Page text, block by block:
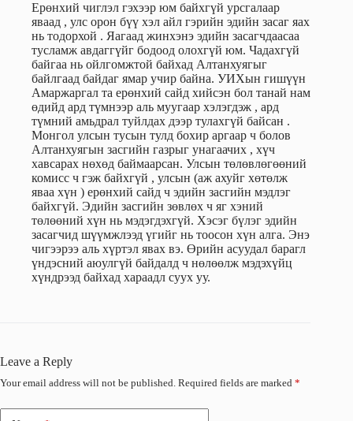
Ерөнхий чиглэл гэхээр юм байхгүй урсгалаар
яваад , улс орон бүү хэл айл гэрийн эдийн засаг яах
нь тодорхой . Яагаад жинхэнэ эдийн засагчдаасаа
тусламж авдаггүйг бодоод олохгүй юм. Чадахгүй
байгаа нь ойлгомжтой байхад Алтанхуягыг
байлгаад байдаг ямар учир байна. УИХын гишүүн
Амаржаргал та ерөнхий сайд хийсэн бол танай нам
өдийд ард түмнээр аль муугаар хэлэгдэж , ард
түмний амьдрал туйлдах дээр тулахгүй байсан .
Монгол улсын тусын тулд бохир аргаар ч болов
Алтанхуягын засгийн газрыг унагаачих , хүч
хавсарах нөхөд баймаарсан. Улсын төлөвлөгөөний
комисс ч гэж байхгүй , улсын (аж ахуйг хөтөлж
яваа хүн ) ерөнхий сайд ч эдийн засгийн мэдлэг
байхгүй. Эдийн засгийн зөвлөх ч яг хэний
төлөөний хүн нь мэдэгдэхгүй. Хэсэг бүлэг эдийн
засагчид шүүмжлээд үгийг нь тоосон хүн алга. Энэ
чигээрээ аль хүртэл явах вэ. Өрийн асуудал барагл
үндэсний аюулгүй байдалд ч нөлөөлж мэдэхүйц
хүндрээд байхад хараадл суух уу.
Leave a Reply
Your email address will not be published. Required fields are marked *